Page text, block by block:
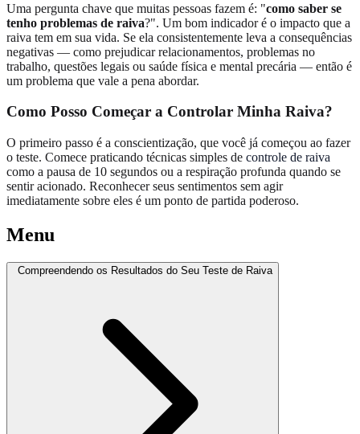
Uma pergunta chave que muitas pessoas fazem é: "como saber se
tenho problemas de raiva?". Um bom indicador é o impacto que a
raiva tem em sua vida. Se ela consistentemente leva a consequências
negativas — como prejudicar relacionamentos, problemas no
trabalho, questões legais ou saúde física e mental precária — então é
um problema que vale a pena abordar.
Como Posso Começar a Controlar Minha Raiva?
O primeiro passo é a conscientização, que você já começou ao fazer
o teste. Comece praticando técnicas simples de controle de raiva
como a pausa de 10 segundos ou a respiração profunda quando se
sentir acionado. Reconhecer seus sentimentos sem agir
imediatamente sobre eles é um ponto de partida poderoso.
Menu
Compreendendo os Resultados do Seu Teste de Raiva